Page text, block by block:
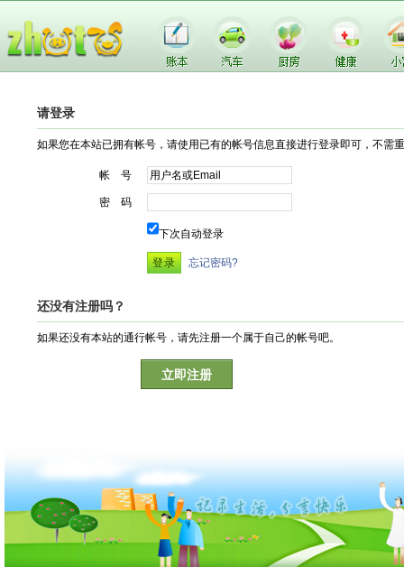
请登录
如果您在本站已拥有帐号，请使用已有的帐号信息直接进行登录即可，不需
帐 号
密 码
下次自动登录
忘记密码?
还没有注册吗？
如果还没有本站的通行帐号，请先注册一个属于自己的帐号吧。
立即注册